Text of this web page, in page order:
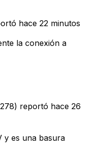
hace 22 minutos
la conexión a
reportó hace 26
y es una basura